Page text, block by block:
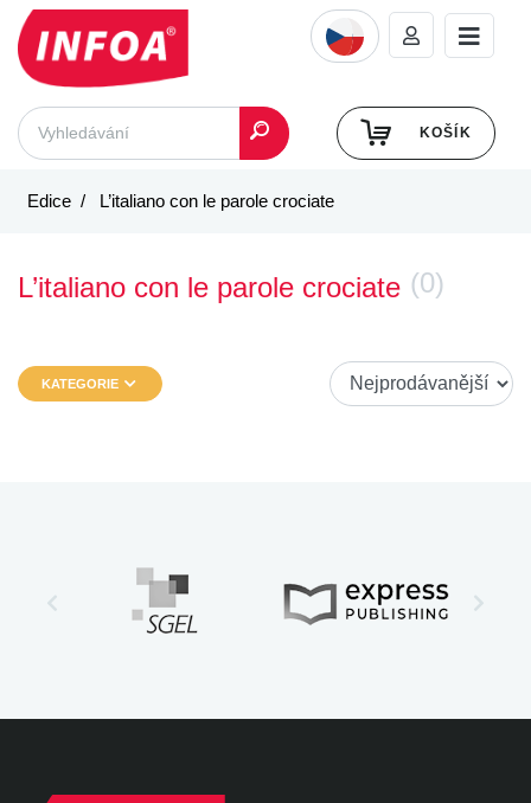
KOŠÍK
Edice L’italiano con le parole crociate
L’italiano con le parole crociate (0)
KATEGORIE